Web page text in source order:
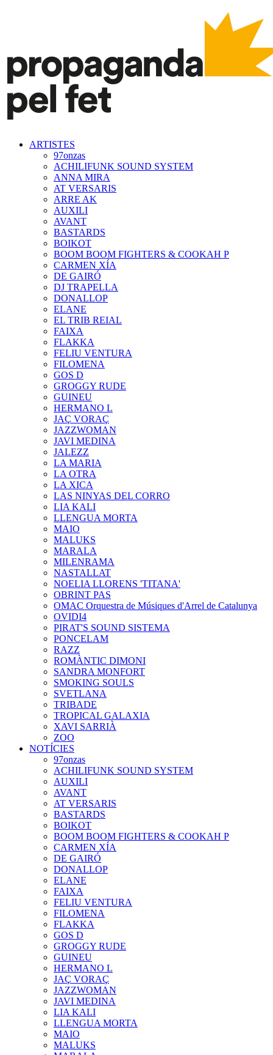
ARTISTES
97onzas
ACHILIFUNK SOUND SYSTEM
ANNA MIRA
AT VERSARIS
ARRE AK
AUXILI
AVANT
BASTARDS
BOIKOT
BOOM BOOM FIGHTERS & COOKAH P
CARMEN XÍA
DE GAIRÓ
DJ TRAPELLA
DONALLOP
ELANE
EL TRIB REIAL
FAIXA
FLAKKA
FELIU VENTURA
FILOMENA
GOS D
GROGGY RUDE
GUINEU
HERMANO L
JAÇ VORAÇ
JAZZWOMAN
JAVI MEDINA
JALEZZ
LA MARIA
LA OTRA
LA XICA
LAS NINYAS DEL CORRO
LIA KALI
LLENGUA MORTA
MAIO
MALUKS
MARALA
MILENRAMA
NASTALLAT
NOELIA LLORENS 'TITANA'
OBRINT PAS
OMAC Orquestra de Músiques d'Arrel de Catalunya
OVIDI4
PIRAT'S SOUND SISTEMA
PONCELAM
RAZZ
ROMÀNTIC DIMONI
SANDRA MONFORT
SMOKING SOULS
SVETLANA
TRIBADE
TROPICAL GALAXIA
XAVI SARRIÀ
ZOO
NOTÍCIES
97onzas
ACHILIFUNK SOUND SYSTEM
AUXILI
AVANT
AT VERSARIS
BASTARDS
BOIKOT
BOOM BOOM FIGHTERS & COOKAH P
CARMEN XÍA
DE GAIRÓ
DONALLOP
ELANE
FAIXA
FELIU VENTURA
FILOMENA
FLAKKA
GOS D
GROGGY RUDE
GUINEU
HERMANO L
JAÇ VORAÇ
JAZZWOMAN
JAVI MEDINA
LIA KALI
LLENGUA MORTA
MAIO
MALUKS